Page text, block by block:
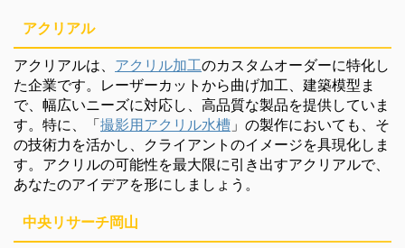
アクリアル
アクリアルは、 アクリル加工のカスタムオーダーに特化し
た企業です。レーザーカットから曲げ加工、建築模型ま
で、幅広いニーズに対応し、高品質な製品を提供していま
す。特に、「撮影用アクリル水槽 」の製作においても、そ
の技術力を活かし、クライアントのイメージを具現化しま
す。アクリルの可能性を最大限に引き出すアクリアルで、
あなたのアイデアを形にしましょう。
中央リサーチ岡山